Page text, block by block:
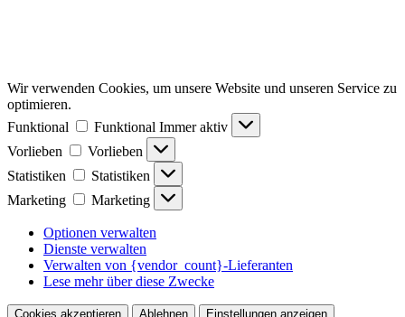
Wir verwenden Cookies, um unsere Website und unseren Service zu
optimieren.
Funktional
Funktional Immer aktiv
Vorlieben
Vorlieben
Statistiken
Statistiken
Marketing
Marketing
Optionen verwalten
Dienste verwalten
Verwalten von {vendor_count}-Lieferanten
Lese mehr über diese Zwecke
Cookies akzeptieren Ablehnen Einstellungen anzeigen